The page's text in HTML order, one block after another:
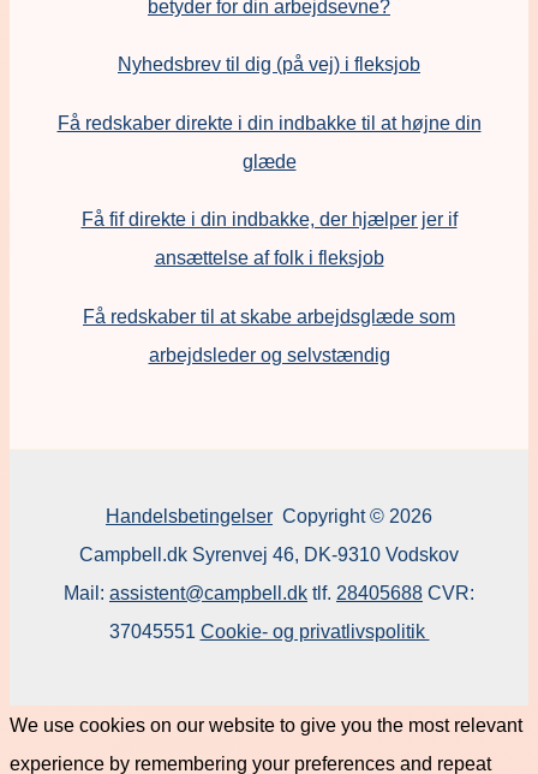
betyder for din arbejdsevne?
Nyhedsbrev til dig (på vej) i fleksjob
Få redskaber direkte i din indbakke til at højne din
glæde
Få fif direkte i din indbakke, der hjælper jer if
ansættelse af folk i fleksjob
Få redskaber til at skabe arbejdsglæde som
arbejdsleder og selvstændig
Handelsbetingelser Copyright © 2026
Campbell.dk Syrenvej 46, DK-9310 Vodskov
Mail: assistent@campbell.dk tlf. 28405688 CVR:
37045551 Cookie- og privatlivspolitik
We use cookies on our website to give you the most relevant
experience by remembering your preferences and repeat